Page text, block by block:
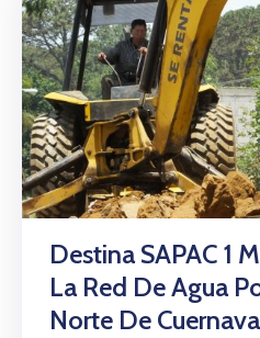
Destina SAPAC 1
La Red De Agua
Norte De